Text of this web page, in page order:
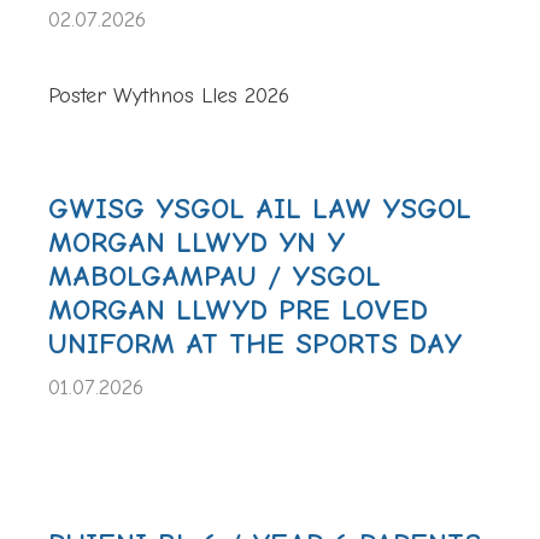
02.07.2026
Poster Wythnos Lles 2026
GWISG YSGOL AIL LAW YSGOL
MORGAN LLWYD YN Y
MABOLGAMPAU / YSGOL
MORGAN LLWYD PRE LOVED
UNIFORM AT THE SPORTS DAY
01.07.2026